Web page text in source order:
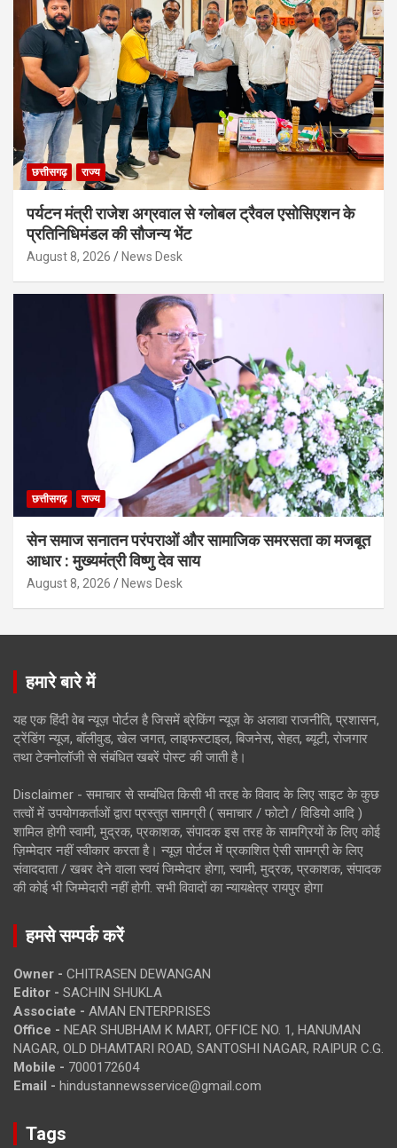
छत्तीसगढ़ राज्य
पर्यटन मंत्री राजेश अग्रवाल से ग्लोबल ट्रैवल एसोसिएशन के
प्रतिनिधिमंडल की सौजन्य भेंट
August 8, 2026 News Desk
छत्तीसगढ़ राज्य
सेन समाज सनातन परंपराओं और सामाजिक समरसता का मजबूत
आधार : मुख्यमंत्री विष्णु देव साय
August 8, 2026 News Desk
हमारे बारे में
यह एक हिंदी वेब न्यूज़ पोर्टल है जिसमें ब्रेकिंग न्यूज़ के अलावा राजनीति, प्रशासन,
ट्रेंडिंग न्यूज, बॉलीवुड, खेल जगत, लाइफस्टाइल, बिजनेस, सेहत, ब्यूटी, रोजगार
तथा टेक्नोलॉजी से संबंधित खबरें पोस्ट की जाती है।
Disclaimer - समाचार से सम्बंधित किसी भी तरह के विवाद के लिए साइट के कुछ
तत्वों में उपयोगकर्ताओं द्वारा प्रस्तुत सामग्री ( समाचार / फोटो / विडियो आदि )
शामिल होगी स्वामी, मुद्रक, प्रकाशक, संपादक इस तरह के सामग्रियों के लिए कोई
ज़िम्मेदार नहीं स्वीकार करता है। न्यूज़ पोर्टल में प्रकाशित ऐसी सामग्री के लिए
संवाददाता / खबर देने वाला स्वयं जिम्मेदार होगा, स्वामी, मुद्रक, प्रकाशक, संपादक
की कोई भी जिम्मेदारी नहीं होगी. सभी विवादों का न्यायक्षेत्र रायपुर होगा
हमसे सम्पर्क करें
Owner - CHITRASEN DEWANGAN
Editor - SACHIN SHUKLA
Associate - AMAN ENTERPRISES
Office - NEAR SHUBHAM K MART, OFFICE NO. 1, HANUMAN
NAGAR, OLD DHAMTARI ROAD, SANTOSHI NAGAR, RAIPUR C.G.
Mobile - 7000172604
Email - hindustannewsservice@gmail.com
Tags